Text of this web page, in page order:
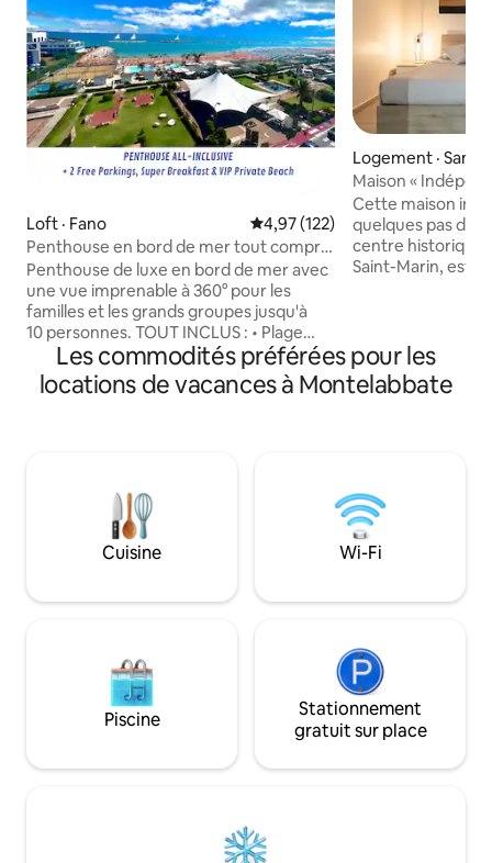
Loft · Fano Note moyenne de 4,97 sur 5,
4,97 (122)
Penthouse en bord de mer tout compris
pour les familles
Penthouse de luxe en bord de mer avec
une vue imprenable à 360° pour les
familles et les grands groupes jusqu'à
10 personnes. TOUT INCLUS : • Plage
privée devant la maison : avec 3 parasols,
9 chaises longues et une piscine gratuite
⛱️ • Super déjeuner dans 2 bars haut de
magasins, à seulement 100 mètres du
centre historique. Meublé selon les
normes les plus élevées avec les
meilleurs produits Made in Italy.
Logement · San
Maison «
centre historique
Cette maison
quelques pas
centre historique
Saint-Marin, est
avec une
parfaite pour les
les petits
animaux sont les
Les commodités préférées pour les
locations de vacances à Montelabbate
Cuisine Wi-Fi
Piscine
Stationnement
gratuit sur place